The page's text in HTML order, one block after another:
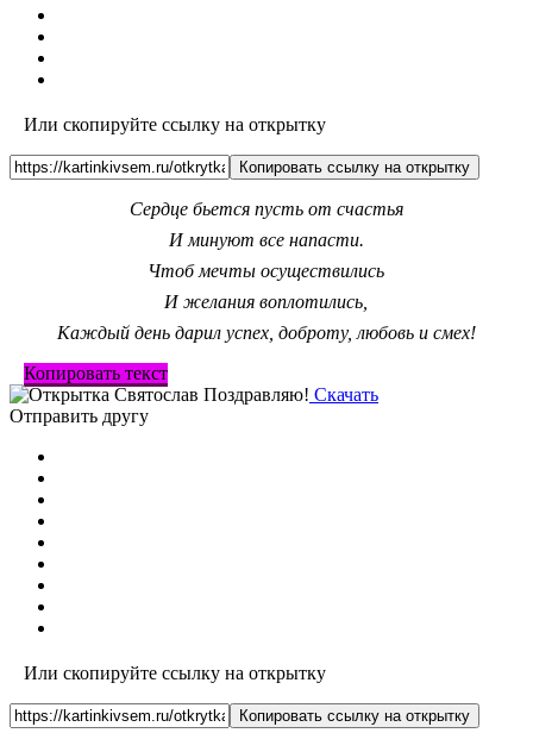
Или скопируйте ссылку на открытку
Копировать ссылку на открытку
Сердце бьется пусть от счастья
И минуют все напасти.
Чтоб мечты осуществились
И желания воплотились,
Каждый день дарил успех, доброту, любовь и смех!
Копировать текст
Скачать
Отправить другу
Или скопируйте ссылку на открытку
Копировать ссылку на открытку